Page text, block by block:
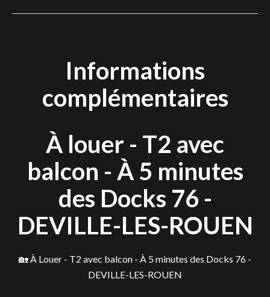
Informations
complémentaires
À louer - T2 avec
balcon - À 5 minutes
des Docks 76 -
DEVILLE-LES-ROUEN
🏡 À Louer - T2 avec balcon - À 5 minutes des Docks 76 -
DEVILLE-LES-ROUEN